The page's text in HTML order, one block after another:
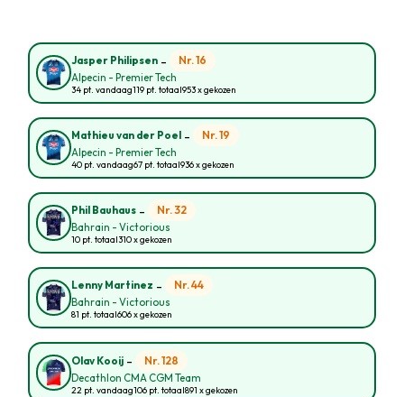
Jasper Philipsen - Nr. 16
Alpecin - Premier Tech
34 pt. vandaag119 pt. totaal953 x gekozen
Mathieu van der Poel - Nr. 19
Alpecin - Premier Tech
40 pt. vandaag67 pt. totaal936 x gekozen
Phil Bauhaus - Nr. 32
Bahrain - Victorious
10 pt. totaal310 x gekozen
Lenny Martinez - Nr. 44
Bahrain - Victorious
81 pt. totaal606 x gekozen
Olav Kooij - Nr. 128
Decathlon CMA CGM Team
22 pt. vandaag106 pt. totaal891 x gekozen